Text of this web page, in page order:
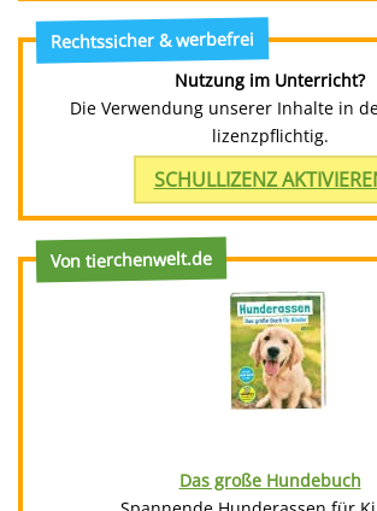
Rechtssicher & werbefrei
Nutzung im Unterricht?
Die Verwendung unserer Inhalte in
lizenzpflichtig.
SCHULLIZENZ
Von tierchenwelt.de
Das große Hundebuch